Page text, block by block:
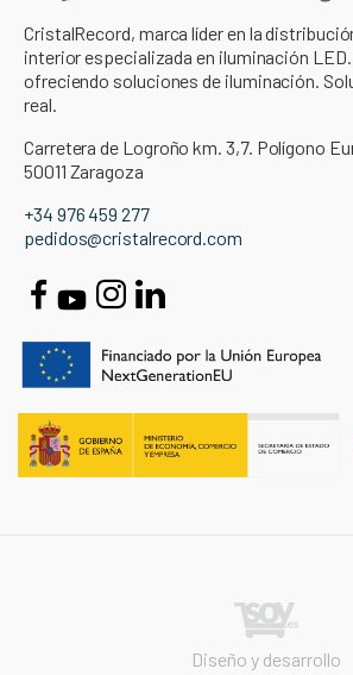
CristalRecord, marca líder en la
interior especializada en iluminación LED.
ofreciendo soluciones de iluminación.
real.
Carretera de Logroño km. 3,7. Polígono
50011 Zaragoza
+34 976 459 277
pedidos@cristalrecord.com
Diseño y desarrollo